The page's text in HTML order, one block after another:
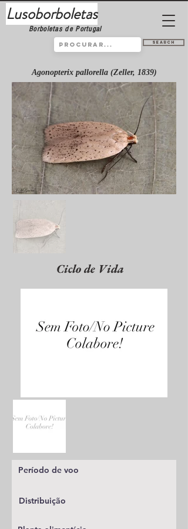
Lusoborboletas
Borboletas de Portugal
Search
Agonopterix pallorella (Zeller, 1839)
Ciclo de Vida
Período de voo
Distribuição